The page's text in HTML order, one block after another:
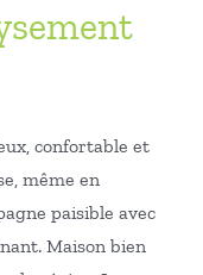
confortable et
même en
paisible avec
Maison bien